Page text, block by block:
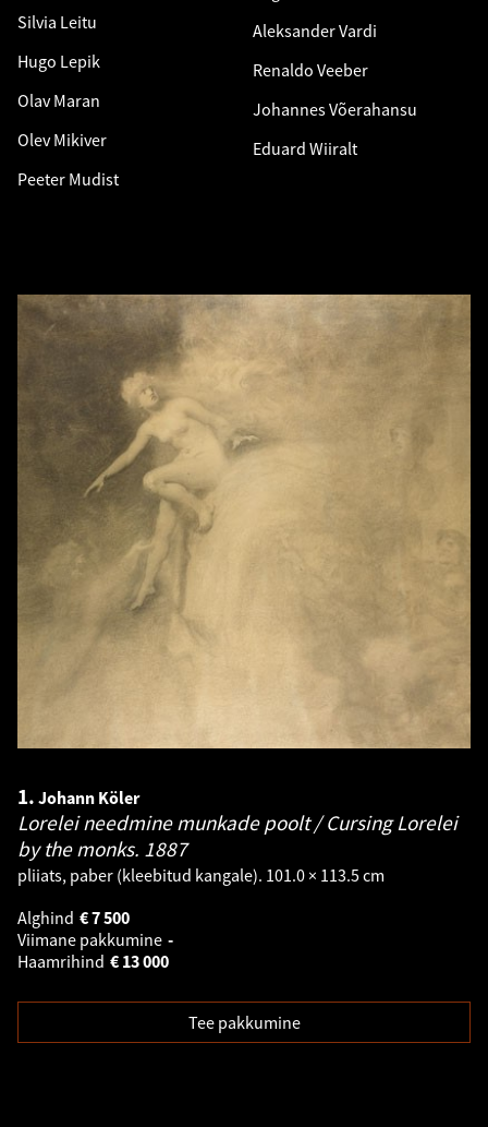
Silvia Leitu
Hugo Lepik
Olav Maran
Olev Mikiver
Peeter Mudist
Aleksander Vardi
Renaldo Veeber
Johannes Võerahansu
Eduard Wiiralt
1. Johann Köler
Lorelei needmine munkade poolt / Cursing Lorelei
by the monks. 1887
pliiats, paber (kleebitud kangale). 101.0 × 113.5 cm
Alghind
7 500
€
Viimane pakkumine -
Haamrihind
13 000
€
Tee pakkumine